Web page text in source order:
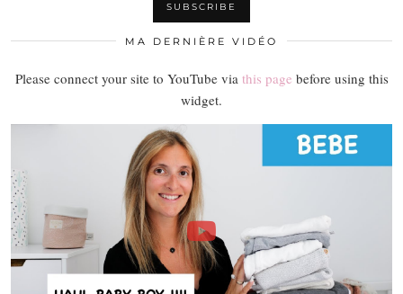
MA DERNIÈRE VIDÉO
Please connect your site to YouTube via this page before using this
widget.